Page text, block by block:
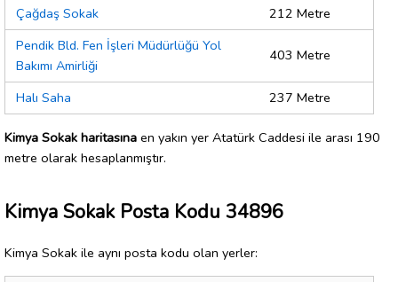
Çağdaş Sokak
212 Metre
Pendik Bld. Fen İşleri Müdürlüğü Yol
Bakımı Amirliği
403 Metre
Halı Saha 237 Metre
Kimya Sokak haritasına en yakın yer Atatürk Caddesi ile arası 190
metre olarak hesaplanmıştır.
Kimya Sokak Posta Kodu 34896
Kimya Sokak ile aynı posta kodu olan yerler: